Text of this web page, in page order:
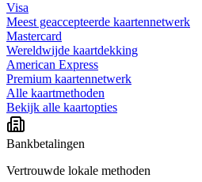
Visa
Meest geaccepteerde kaartennetwerk
Mastercard
Wereldwijde kaartdekking
American Express
Premium kaartennetwerk
Alle kaartmethoden
Bekijk alle kaartopties
Bankbetalingen
Vertrouwde lokale methoden